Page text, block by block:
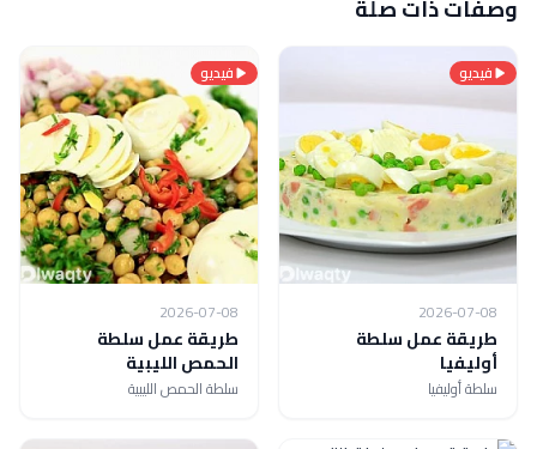
وصفات ذات صلة
فيديو
2026-07-08
طريقة عمل سلطة
أوليفيا
سلطة أوليفيا
فيديو
2026-07-08
طريقة عمل سلطة
الحمص الليبية
سلطة الحمص الليبية